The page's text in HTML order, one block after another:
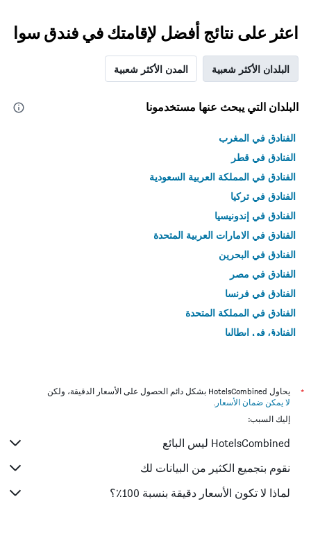
اعثر على نتائج أفضل لإقامتك في فندق سوا
البلدان الأكثر شعبية المدن الأكثر شعبية
البلدان التي يبحث عنها مستخدمونا
الفنادق في المغرب
الفنادق في قطر
الفنادق في المملكة العربية السعودية
الفنادق في تركيا
الفنادق في إندونيسيا
الفنادق في الامارات العربية المتحدة
الفنادق في البحرين
الفنادق في مصر
الفنادق في فرنسا
الفنادق في المملكة المتحدة
الفنادق في إيطاليا
*
يحاول HotelsCombined بشكل دائم الحصول على الأسعار الدقيقة، ولكن
لا يمكن ضمان الأسعار .
إليك السبب:
HotelsCombined ليس البائع
نقوم بتجميع الكثير من البيانات لك
لماذا لا تكون الأسعار دقيقة بنسبة 100٪؟